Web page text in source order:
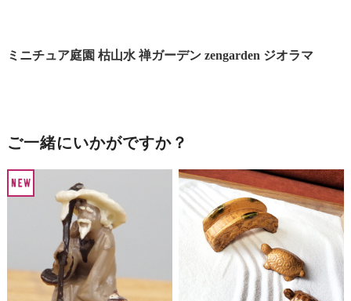
ミニチュア庭園 枯山水 禅ガーデン zengarden ジオラマ
ご一緒にいかがですか？